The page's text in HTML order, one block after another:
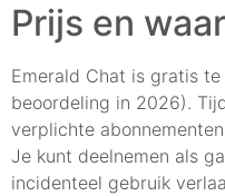
Prijs en
Emerald Chat is gratis
beoordeling in 2026).
verplichte
Je kunt deelnemen als
incidenteel gebruik